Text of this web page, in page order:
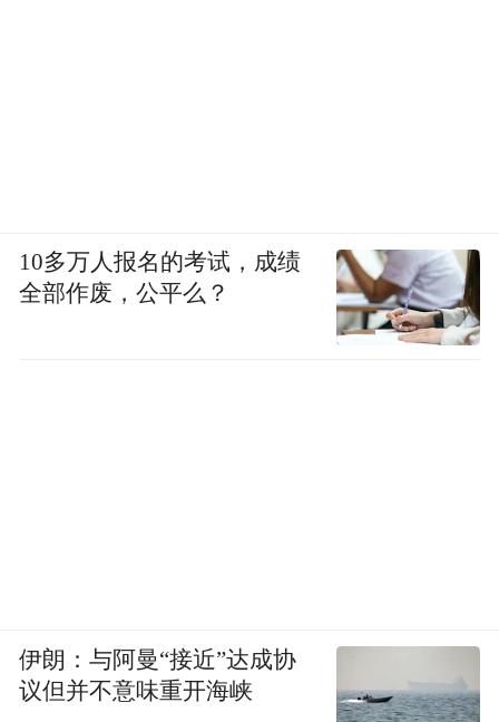
10多万人报名的考试，成绩
全部作废，公平么？
伊朗：与阿曼“接近”达成协
议但并不意味重开海峡